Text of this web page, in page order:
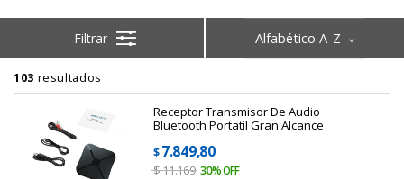
103 resultados
Alfabético A-Z
Receptor Transmisor De Audio
Bluetooth Portatil Gran Alcance
$7.849,80
30
$11.169